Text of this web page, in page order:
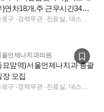
/ 1년차)
은 분
분
}연차18개,주 근무시간34시
로구 ·경력무관· 진료실, 데스크, 소독실
울언제나치과의원
묘앞역)서울언제나치과 총괄
장 모집
로구 ·경력무관· 진료실, 데스크, 보험청구, 상담, 실장, 총괄실장, 수술실, 진료실, 데스크, 보험청구, 상담, 실장